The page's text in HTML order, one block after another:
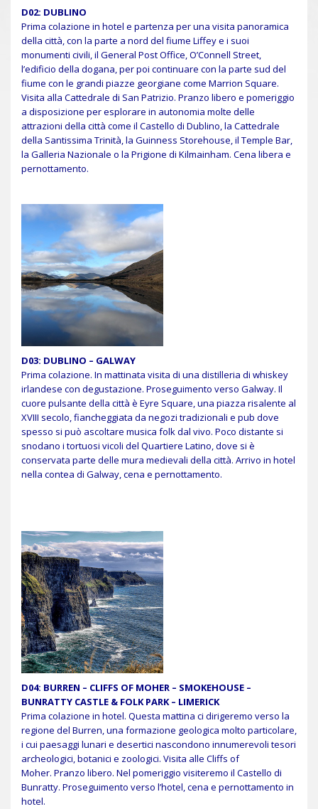
D02: DUBLINO
Prima colazione in hotel e partenza per una visita panoramica
della città, con la parte a nord del fiume Liffey e i suoi
monumenti civili, il General Post Office, O’Connell Street,
l’edificio della dogana, per poi continuare con la parte sud del
fiume con le grandi piazze georgiane come Marrion Square.
Visita alla Cattedrale di San Patrizio. Pranzo libero e pomeriggio
a disposizione per esplorare in autonomia molte delle
attrazioni della città come il Castello di Dublino, la Cattedrale
della Santissima Trinità, la Guinness Storehouse, il Temple Bar,
la Galleria Nazionale o la Prigione di Kilmainham. Cena libera e
pernottamento.
D03: DUBLINO – GALWAY
Prima colazione. In mattinata visita di una distilleria di whiskey
irlandese con degustazione. Proseguimento verso Galway. Il
cuore pulsante della città è Eyre Square, una piazza risalente al
XVIII secolo, fiancheggiata da negozi tradizionali e pub dove
spesso si può ascoltare musica folk dal vivo. Poco distante si
snodano i tortuosi vicoli del Quartiere Latino, dove si è
conservata parte delle mura medievali della città. Arrivo in hotel
nella contea di Galway, cena e pernottamento.
D04: BURREN – CLIFFS OF MOHER – SMOKEHOUSE –
BUNRATTY CASTLE & FOLK PARK – LIMERICK
Prima colazione in hotel. Questa mattina ci dirigeremo verso la
regione del Burren, una formazione geologica molto particolare,
i cui paesaggi lunari e desertici nascondono innumerevoli tesori
archeologici, botanici e zoologici. Visita alle Cliffs of
Moher. Pranzo libero. Nel pomeriggio visiteremo il Castello di
Bunratty. Proseguimento verso l’hotel, cena e pernottamento in
hotel.